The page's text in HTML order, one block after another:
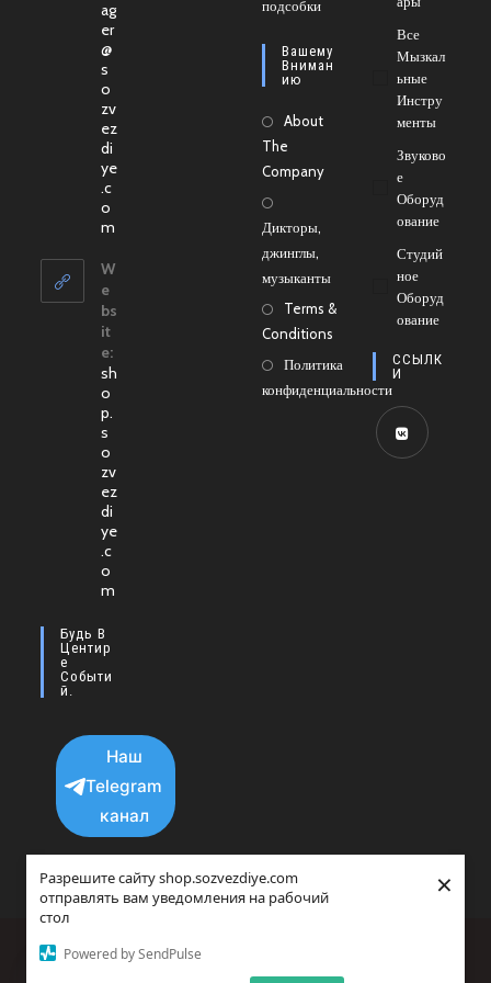
Разрешите сайту shop.sozvezdiye.com
отправлять вам уведомления на рабочий
стол
Powered by SendPulse
×
ag
er
@
s
o
zv
ez
di
ye
.c
o
m
вашем
W
e
bs
it
e:
sh
o
p.
s
o
zv
ez
di
ye
.c
o
m
Будь В
Центир
Е
Событи
Й.
Наш
Telegram
канал
подсобки
Вашему
Вниман
Ию
About
The
Company
Дикторы,
джинглы,
музыканты
Terms &
Conditions
Политика
конфиденциальности
Все
Мызкал
Ьные
Инстру
Менты
Звуково
Е
Оборуд
Ование
Студий
Ное
Оборуд
Ование
ССЫЛК
И
copyright © 2025 - 2026 Все права защищенны.Прайс-агрегатор